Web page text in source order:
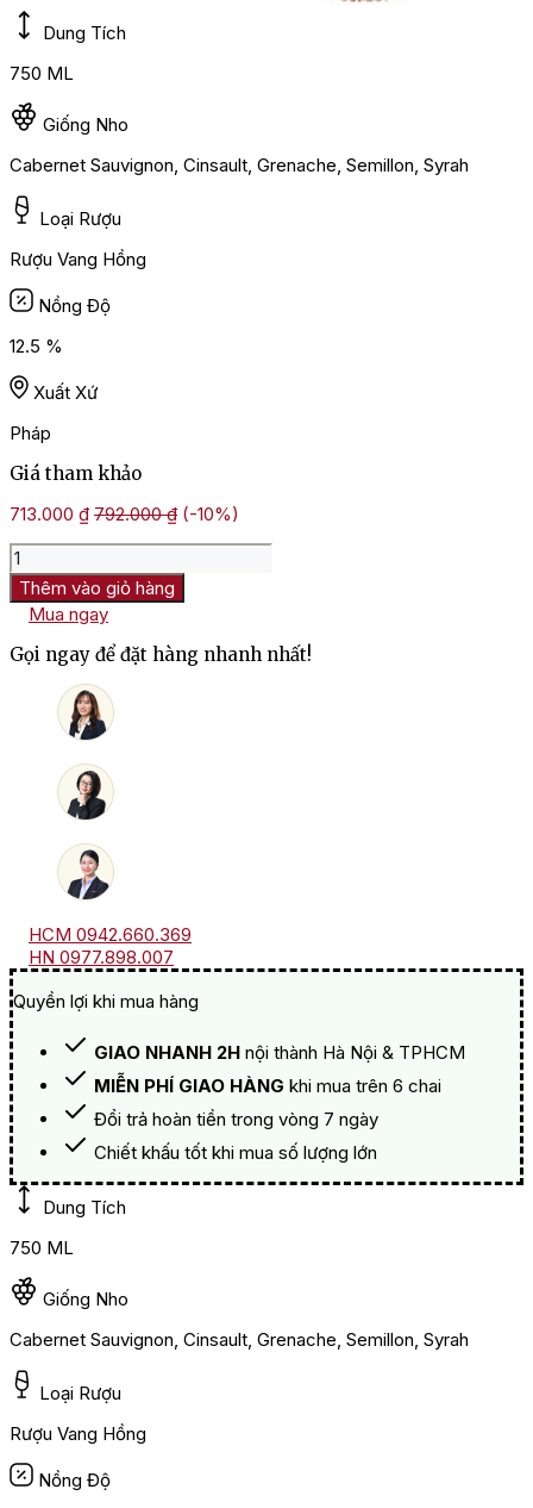
Dung Tích
750 ML
Giống Nho
Cabernet Sauvignon, Cinsault, Grenache, Semillon, Syrah
Loại Rượu
Rượu Vang Hồng
Nồng Độ
12.5 %
Xuất Xứ
Pháp
Giá tham khảo
713.000 ₫ 792.000₫ (-10%)
Rượu
Vang
Pháp
Chateau
Cavalier
Rose
Marafiance
Thêm vào giỏ hàng
Mua ngay
Gọi ngay để đặt hàng nhanh nhất!
HCM 0942.660.369
HN 0977.898.007
Quyền lợi khi mua hàng
GIAO NHANH 2H nội thành Hà Nội & TPHCM
MIỄN PHÍ GIAO HÀNG khi mua trên 6 chai
Đổi trả hoàn tiền trong vòng 7 ngày
Chiết khấu tốt khi mua số lượng lớn
Dung Tích
750 ML
Giống Nho
Cabernet Sauvignon, Cinsault, Grenache, Semillon, Syrah
Loại Rượu
Rượu Vang Hồng
Nồng Độ